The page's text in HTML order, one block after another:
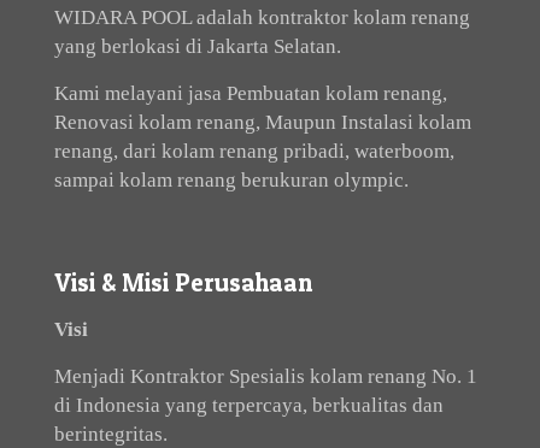
WIDARA POOL adalah kontraktor kolam renang
yang berlokasi di Jakarta Selatan.
Kami melayani jasa Pembuatan kolam renang,
Renovasi kolam renang, Maupun Instalasi kolam
renang, dari kolam renang pribadi, waterboom,
sampai kolam renang berukuran olympic.
Visi & Misi Perusahaan
Visi
Menjadi Kontraktor Spesialis kolam renang No. 1
di Indonesia yang terpercaya, berkualitas dan
berintegritas.